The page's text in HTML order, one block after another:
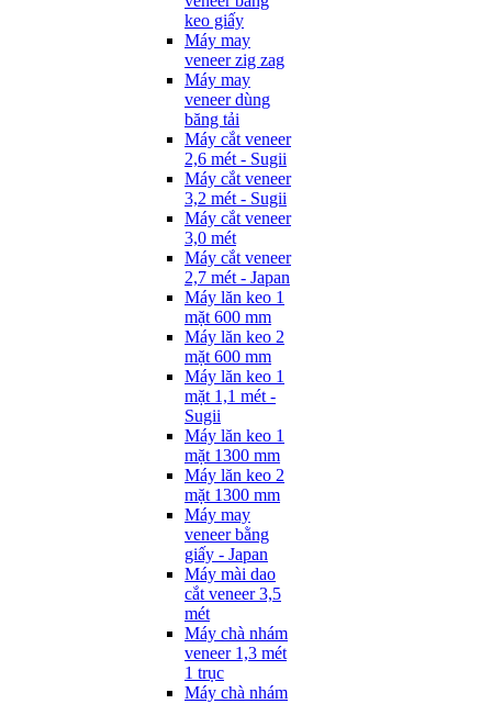
keo giấy
Máy may
veneer zig zag
Máy may
veneer dùng
băng tải
Máy cắt veneer
2,6 mét - Sugii
Máy cắt veneer
3,2 mét - Sugii
Máy cắt veneer
3,0 mét
Máy cắt veneer
2,7 mét - Japan
Máy lăn keo 1
mặt 600 mm
Máy lăn keo 2
mặt 600 mm
Máy lăn keo 1
mặt 1,1 mét -
Sugii
Máy lăn keo 1
mặt 1300 mm
Máy lăn keo 2
mặt 1300 mm
Máy may
veneer bằng
giấy - Japan
Máy mài dao
cắt veneer 3,5
mét
Máy chà nhám
veneer 1,3 mét
1 trục
Máy chà nhám